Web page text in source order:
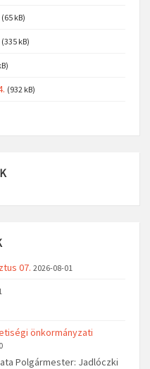
(65 kB)
(335 kB)
(932 kB)
07. 2026-08-01
önkormányzati
Polgármester: Jadlóczki